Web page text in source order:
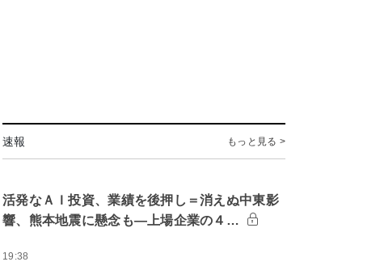
速報 もっと見る >
活発なＡＩ投資、業績を後押し＝消えぬ中東影
響、熊本地震に懸念も―上場企業の４…
19:38